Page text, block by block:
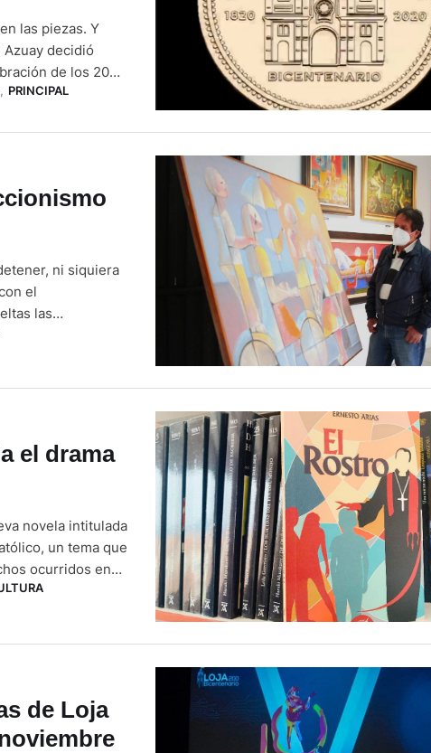
las piezas. Y
Azuay decidió
de los 200
es que
, PRINCIPAL
ni siquiera
el
las
según él. Y
el drama
novela intitulada
un tema que
ocurridos en
será
de Loja